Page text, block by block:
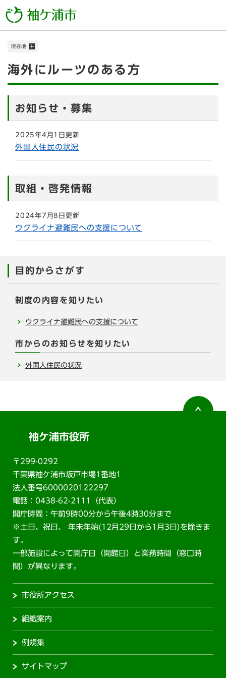
ー
メニューを飛ばして本文へ
現在地
本
海外にルーツのある方
お知らせ・募集
2025年4月1日更新
外国人住民の状況
取組・啓発情報
2024年7月8日更新
ウクライナ避難民への支援について
目的からさがす
制度の内容を知りたい
ウクライナ避難民への支援について
市からのお知らせを知りたい
外国人住民の状況
袖ケ浦市役所
〒299-0292
千葉県袖ケ浦市坂戸市場1番地1
法人番号6000020122297
電話：0438-62-2111（代表）
開庁時間：午前9時00分から午後4時30分まで
※土日、祝日、 年末年始(12月29日から1月3日)を除きま
す。
一部施設によって開庁日（開館日）と業務時間（窓口時
間）が異なります。
市役所アクセス
組織案内
例規集
サイトマップ